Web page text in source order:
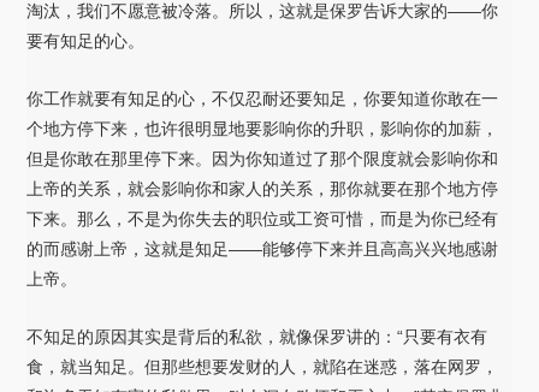
淘汰，我们不愿意被冷落。所以，这就是保罗告诉大家的——你
要有知足的心。
你工作就要有知足的心，不仅忍耐还要知足，你要知道你敢在一
个地方停下来，也许很明显地要影响你的升职，影响你的加薪，
但是你敢在那里停下来。因为你知道过了那个限度就会影响你和
上帝的关系，就会影响你和家人的关系，那你就要在那个地方停
下来。那么，不是为你失去的职位或工资可惜，而是为你已经有
的而感谢上帝，这就是知足——能够停下来并且高高兴兴地感谢
上帝。
不知足的原因其实是背后的私欲，就像保罗讲的：“只要有衣有
食，就当知足。但那些想要发财的人，就陷在迷惑，落在网罗，